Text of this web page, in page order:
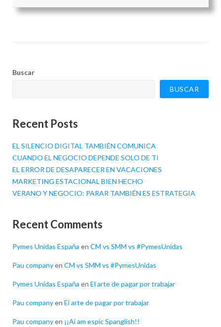
Buscar
BUSCAR
Recent Posts
EL SILENCIO DIGITAL TAMBIÉN COMUNICA
CUANDO EL NEGOCIO DEPENDE SOLO DE TI
EL ERROR DE DESAPARECER EN VACACIONES
MARKETING ESTACIONAL BIEN HECHO
VERANO Y NEGOCIO: PARAR TAMBIÉN ES ESTRATEGIA
Recent Comments
Pymes Unidas España en CM vs SMM vs #PymesUnidas
Pau companyen CM vs SMM vs #PymesUnidas
Pymes Unidas España en El arte de pagar por trabajar
Pau companyen El arte de pagar por trabajar
Pau companyen ¡¡Ai am espic Spanglish!!